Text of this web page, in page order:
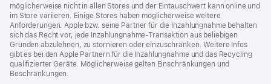
möglicherweise nicht in allen Stores und der Eintauschwert kann online und
im Store variieren. Einige Stores haben möglicherweise weitere
Anforderungen. Apple bzw. seine Partner für die Inzahlungnahme behalten
sich das Recht vor, jede Inzahlungnahme-Transaktion aus beliebigen
Gründen abzulehnen, zu stornieren oder einzuschränken. Weitere Infos
gibt es bei den Apple Partnern für die Inzahlungnahme und das Recycling
qualifizierter Geräte. Möglicherweise gelten Einschränkungen und
Beschränkungen.